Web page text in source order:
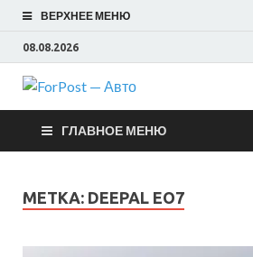
ВЕРХНЕЕ МЕНЮ
08.08.2026
Авто
ГЛАВНОЕ МЕНЮ
МЕТКА: DEEPAL EO7